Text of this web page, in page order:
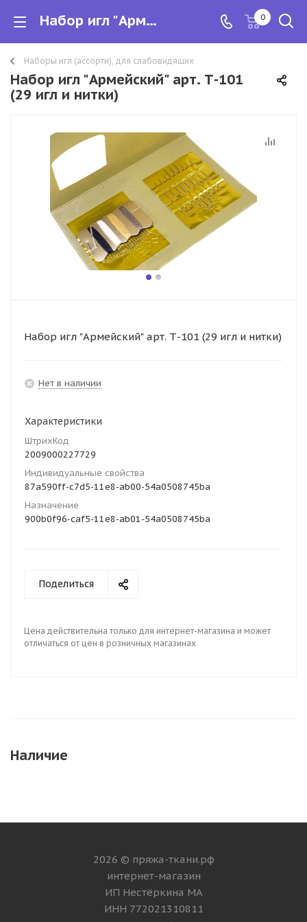
Набор игл "Армейский" арт. Т-101 (29 игл и нитки) 0
Наборы игл (ассорти), для слабовидящих
Набор игл "Армейский" арт. Т-101
(29 игл и нитки)
Набор игл "Армейский" арт. Т-101 (29 игл и нитки)
Нет в наличии
Характеристики
ШтрихКод
2009000227729
Индивидуальные свойства
87a590ff-c7d5-11e8-ab00-54a0508745ba
Назначение
900b0f96-caf5-11e8-ab01-54a0508745ba
Поделиться
Цена действительна только для интернет-магазина и может
отличаться от цен в розничных магазинах
Наличие
2026 © пряжа-ткани.рф
интернет-магазин
ИП Нестёркина МА
ИНН 772021310811